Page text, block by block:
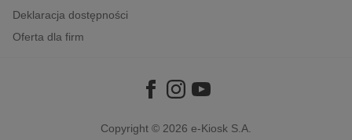
Deklaracja dostępności
Oferta dla firm
Copyright © 2026 e-Kiosk S.A.